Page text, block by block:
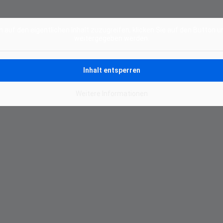
Inhalt entsperren